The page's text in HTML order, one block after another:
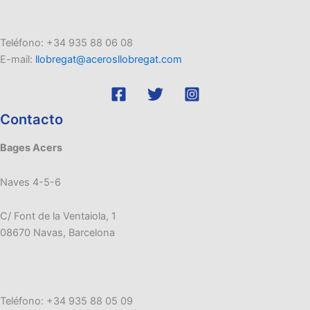
Teléfono: +34 935 88 06 08
E-mail: llobregat@acerosllobregat.com
Contacto
Bages Acers
Naves 4-5-6
C/ Font de la Ventaiola, 1
08670 Navas, Barcelona
Teléfono: +34 935 88 05 09